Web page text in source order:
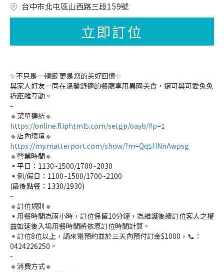
✨不只是一頓飯 更是您的美好回憶✨
與家人好友一同在溫馨舒適的餐廳享用異國美食，還可與可愛兔兔
近距離互動。
-
🔹菜單連結🔹
https://online.fliphtml5.com/setgp/oayb/#p=1
🔹店內環境🔹
https://my.matterport.com/show/?m=Qq5HNnAwpsg
🔹營業時間🔹
▪️平日：1130~1500/1700~2030
▪️例/假日：1100~1500/1700~2100
(最後點餐：1330/1930)
-
🔹訂位規則🔹
▪️用餐時間為兩小時，訂位保留10分鐘，為維護後續訂位客人之權
益如延後入場用餐時間將依原訂位時間計算。
▪️訂位8位以上，請來電預約並於三天內預付訂金$1000，📞：
0424226250。
-
🔹消費方式🔹
台中市北屯區山西路三段159號
立即訂位